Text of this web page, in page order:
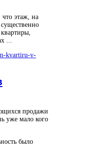
что этаж, на
существенно
...
продажи
уже мало кого
было